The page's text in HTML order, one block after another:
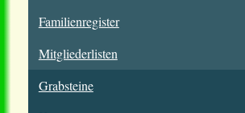
Familienregister
Mitgliederlisten
Grabsteine